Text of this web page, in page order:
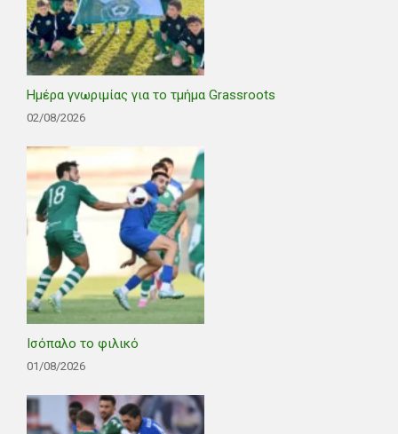
Ημέρα γνωριμίας για το τμήμα Grassroots
02/08/2026
Ισόπαλο το φιλικό
01/08/2026